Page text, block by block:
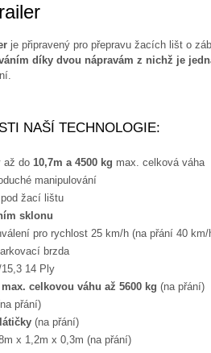
je připravený pro přepravu žacích lišt o
díky dvou nápravám z nichž je
NAŠÍ TECHNOLOGIE:
až do 10,7m a 4500 kg max. celková váha
manipulování
pod žací lištu
sklonu
pro rychlost 25 km/h (na přání 40 km/
brzda
15,3 14 Ply
celkovou váhu až 5600 kg (na přání)
přání)
(na přání)
x 1,2m x 0,3m (na přání)